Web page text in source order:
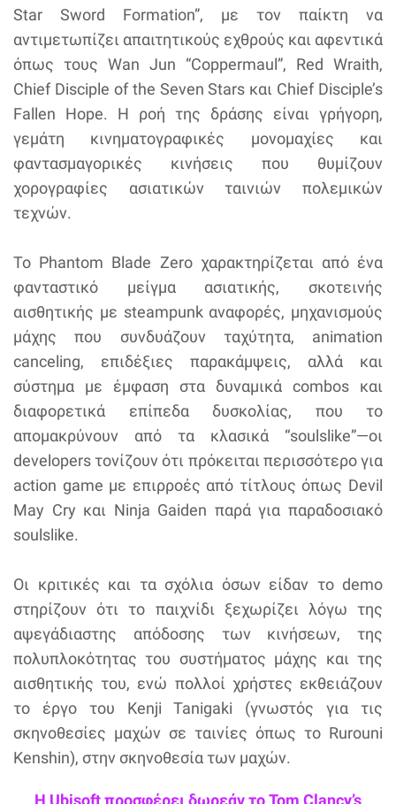
Star Sword Formation”, με τον παίκτη να
αντιμετωπίζει απαιτητικούς εχθρούς και αφεντικά
όπως τους Wan Jun “Coppermaul”, Red Wraith,
Chief Disciple of the Seven Stars και Chief Disciple’s
Fallen Hope. Η ροή της δράσης είναι γρήγορη,
γεμάτη κινηματογραφικές μονομαχίες και
φαντασμαγορικές κινήσεις που θυμίζουν
χορογραφίες ασιατικών ταινιών πολεμικών
τεχνών.
Το Phantom Blade Zero χαρακτηρίζεται από ένα
φανταστικό μείγμα ασιατικής, σκοτεινής
αισθητικής με steampunk αναφορές, μηχανισμούς
μάχης που συνδυάζουν ταχύτητα, animation
canceling, επιδέξιες παρακάμψεις, αλλά και
σύστημα με έμφαση στα δυναμικά combos και
διαφορετικά επίπεδα δυσκολίας, που το
απομακρύνουν από τα κλασικά “soulslike”—οι
developers τονίζουν ότι πρόκειται περισσότερο για
action game με επιρροές από τίτλους όπως Devil
May Cry και Ninja Gaiden παρά για παραδοσιακό
soulslike.
Οι κριτικές και τα σχόλια όσων είδαν το demo
στηρίζουν ότι το παιχνίδι ξεχωρίζει λόγω της
αψεγάδιαστης απόδοσης των κινήσεων, της
πολυπλοκότητας του συστήματος μάχης και της
αισθητικής του, ενώ πολλοί χρήστες εκθειάζουν
το έργο του Kenji Tanigaki (γνωστός για τις
σκηνοθεσίες μαχών σε ταινίες όπως το Rurouni
Kenshin), στην σκηνοθεσία των μαχών.
Η Ubisoft προσφέρει δωρεάν το Tom Clancy’s